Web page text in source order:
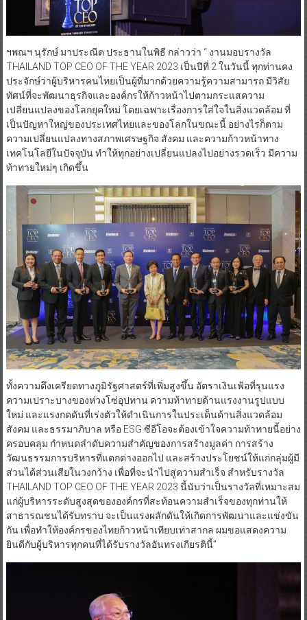
ฯพณฯ นุรักษ์ มาประณีต ประธานในพิธี กล่าวว่า “ งานมอบรางวัล
THAILAND TOP CEO OF THE YEAR 2023 เป็นปีที่ 2 ในวันนี้ ทุกท่านคง
ประจักษ์ว่าผู้บริหารคนไทยเป็นผู้ที่มากด้วยความรู้ความสามารถ มีวิสัย
ทัศน์ที่จะพัฒนาธุรกิจและองค์กรให้ก้าวหน้าไปตามกระแสความ
เปลี่ยนแปลงของโลกยุคใหม่ โดยเฉพาะเรื่องการใส่ใจในสิ่งแวดล้อม ที่
เป็นปัญหาใหญ่ของประเทศไทยและของโลกในขณะนี้ อย่างไรก็ตาม
ความเปลี่ยนแปลงทางสภาพเศรษฐกิจ สังคม และความก้าวหน้าทาง
เทคโนโลยีในปัจจุบัน ทำให้ทุกอย่างเปลี่ยนแปลงไปอย่างรวดเร็ว มีความ
ท้าทายใหม่ๆ เกิดขึ้น
ทั้งความตึงเครียดทางภูมิรัฐศาสตร์ที่เพิ่มสูงขึ้น อัตราเงินเฟ้อที่รุนแรง
ความเปราะบางของห่วงโซ่อุปทาน ความท้าทายด้านแรงงานรูปแบบ
ใหม่ และแรงกดดันที่เร่งตัวให้ดำเนินการในประเด็นด้านสิ่งแวดล้อม
สังคม และธรรมาภิบาล หรือ ESG ซีอีโอจะต้องเข้าใจความท้าทายนี้อย่าง
ครอบคลุม กำหนดลำดับความสำคัญของการสร้างมูลค่า การสร้าง
วัฒนธรรมการบริหารที่แตกต่างออกไป และสร้างประโยชน์ให้แก่กลุ่มผู้มี
ส่วนได้ส่วนเสียในวงกว้าง เพื่อที่จะนำไปสู่ความสำเร็จ สำหรับรางวัล
THAILAND TOP CEO OF THE YEAR 2023 นี้นับว่าเป็นรางวัลที่เหมาะสม
แก่ผู้บริหารระดับสูงสุดขององค์กรที่สะท้อนความสำเร็จของทุกท่านให้
สาธารณชนได้รับทราบ จะเป็นแรงผลักดันให้เกิดการพัฒนาและแข่งขัน
กัน เพื่อทำให้องค์กรของไทยก้าวหน้าเทียบเท่าสากล ผมขอแสดงความ
ยินดีกับผู้บริหารทุกคนที่ได้รับรางวัลอันทรงเกียรตินี้”